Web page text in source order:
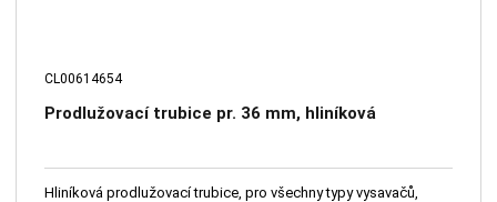
CL00614654
Prodlužovací trubice pr. 36 mm, hliníková
Hliníková prodlužovací trubice, pro všechny typy vysavačů,